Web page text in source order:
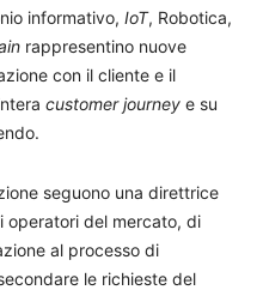
informativo, IoT, Robotica,
rappresentino nuove
con il cliente e il
customer journey e su
seguono una direttrice
operatori del mercato, di
al processo di
le richieste del